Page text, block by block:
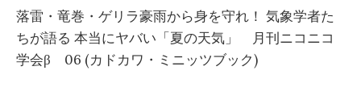
落雷・竜巻・ゲリラ豪雨から身を守れ！ 気象学者た
ちが語る 本当にヤバい「夏の天気」 月刊ニコニコ
学会β 06 (カドカワ・ミニッツブック)